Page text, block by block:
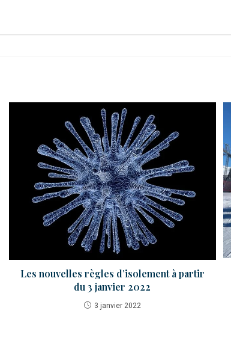
Les nouvelles règles d’isolement à partir
du 3 janvier 2022
3 janvier 2022